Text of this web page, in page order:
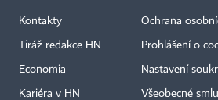
Kontakty
Tiráž redakce HN
Economia
Kariéra v HN
Ochrana
Prohlášení o
Nastavení
Všeobecné